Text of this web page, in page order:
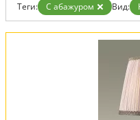
Теги: С абажуром Вид: